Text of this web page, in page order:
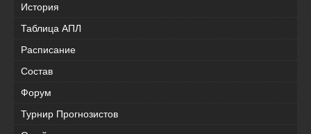
История
Таблица АПЛ
Расписание
Состав
Форум
Турнир Прогнозистов